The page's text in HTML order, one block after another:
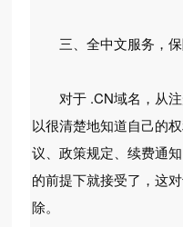
三、全中文服务，保
对于 .CN域名，从注
以很清楚地知道自己的
议、政策规定、续费通
的前提下就接受了，这
除。